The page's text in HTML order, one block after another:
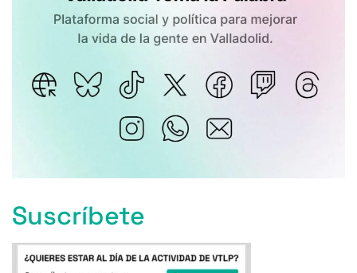
Suscríbete